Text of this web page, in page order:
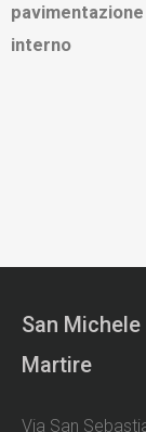
interno
San
Martire
Via San